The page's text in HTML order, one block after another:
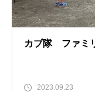
カブ隊 ファミ
2023.09.23